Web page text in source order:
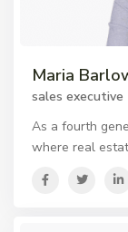
Maria
sales executive
As a fourth
where real